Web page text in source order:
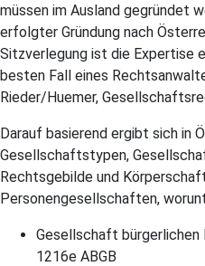
müssen im Ausland gegründet
erfolgter Gründung nach
Sitzverlegung ist die Expertise
besten Fall eines
Rieder/Huemer,
Darauf basierend ergibt sich in
Gesellschaftstypen,
Rechtsgebilde und
Personengesellschaften,
Gesellschaft
1216e ABGB